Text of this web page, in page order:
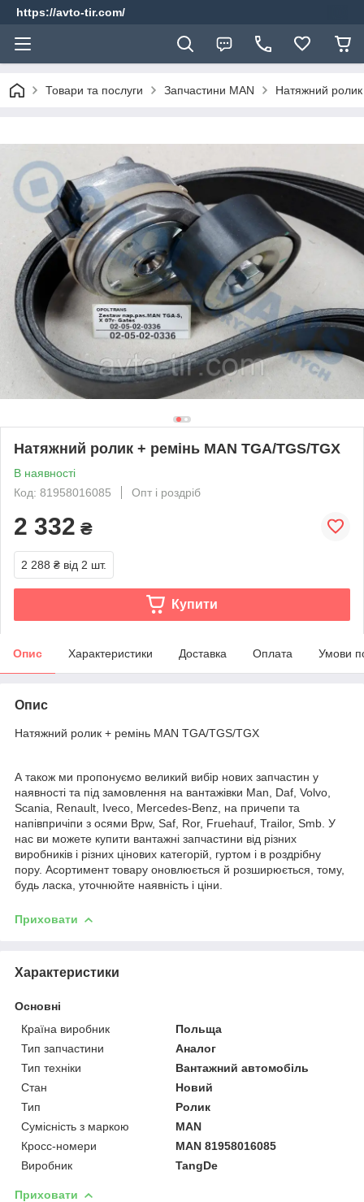
https://avto-tir.com/
Товари та послуги Запчастини MAN Натяжний
Натяжний ролик + ремінь MAN TGA/TGS/TGX
В наявності
Код: 81958016085
Опт і роздріб
2 332 ₴
2 288 ₴ від 2 шт.
Купити
Опис Характеристики Доставка Оплата Умови
Опис
Натяжний ролик + ремінь MAN TGA/TGS/TGX
А також ми пропонуємо великий вибір нових запчастин у
наявності та під замовлення на вантажівки Man, Daf, Volvo,
Scania, Renault, Iveco, Mercedes-Benz, на причепи та
напівпричіпи з осями Bpw, Saf, Ror, Fruehauf, Trailor, Smb. У
нас ви можете купити вантажні запчастини від різних
виробників і різних цінових категорій, гуртом і в роздрібну
пору. Асортимент товару оновлюється й розширюється, тому,
будь ласка, уточнюйте наявність і ціни.
Приховати
Характеристики
Основні
Країна виробник
Польща
Тип запчастини
Аналог
Тип техніки
Вантажний автомобіль
Стан
Новий
Тип
Ролик
Сумісність з маркою
MAN
Кросс-номери
MAN 81958016085
Виробник
TangDe
Приховати